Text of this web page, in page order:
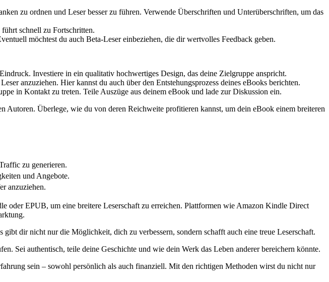
zu ordnen und Leser besser zu führen. Verwende Überschriften und Unterüberschriften, um das
schnell zu Fortschritten.
möchtest du⁣ auch Beta-Leser einbeziehen, die dir​ wertvolles Feedback geben.
Investiere in ⁢ein qualitativ hochwertiges Design, das deine Zielgruppe anspricht.
‌anzuziehen. Hier⁤ kannst⁤ du ‍auch über den Entstehungsprozess deines eBooks berichten.
in Kontakt zu treten. Teile Auszüge aus deinem ⁣eBook und lade zur ​Diskussion ⁣ein.
Überlege, wie du von ‌deren Reichweite ​profitieren kannst,⁢ um dein eBook einem breiteren‌
zu generieren.
​und‍ Angebote.
anzuziehen.
oder EPUB, um eine breitere Leserschaft zu ‍erreichen. Plattformen wie Amazon Kindle⁤ Direct
dir nicht ⁢nur die Möglichkeit, dich zu verbessern, sondern schafft auch eine‍ treue Leserschaft.
Sei authentisch, ‍teile deine‍ Geschichte und wie dein Werk das Leben anderer bereichern könnte.
‌sein – sowohl persönlich als auch finanziell. Mit den richtigen Methoden wirst du nicht nur